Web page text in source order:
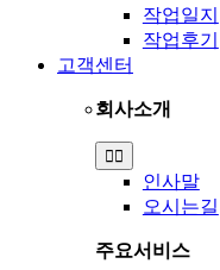
작업일지
작업후기
고객센터
회사소개
Toggle
Navigation
인사말
오시는길
주요서비스